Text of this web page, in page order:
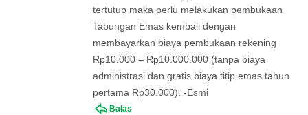
tertutup maka perlu melakukan pembukaan
Tabungan Emas kembali dengan
membayarkan biaya pembukaan rekening
Rp10.000 – Rp10.000.000 (tanpa biaya
administrasi dan gratis biaya titip emas tahun
pertama Rp30.000). -Esmi
Balas